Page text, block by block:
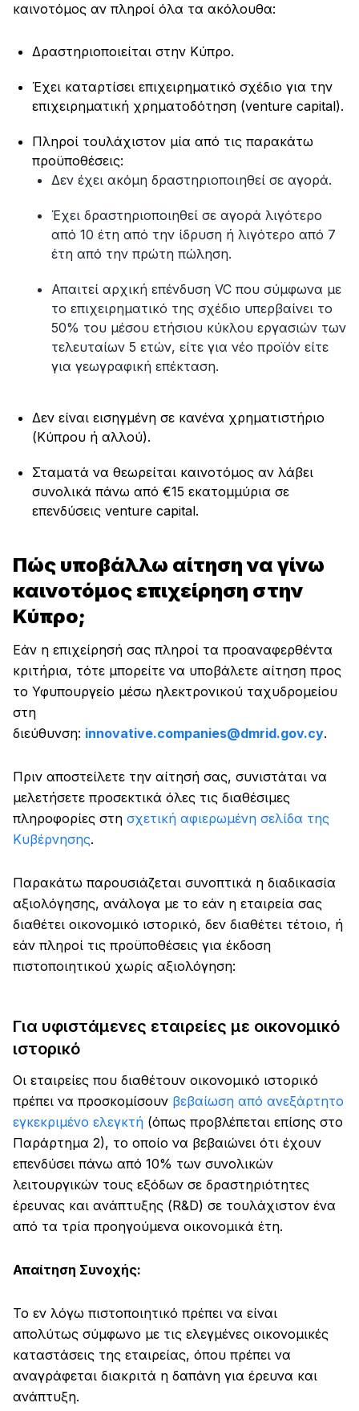
καινοτόμος αν πληροί όλα τα ακόλουθα:
Δραστηριοποιείται στην Κύπρο.
Έχει καταρτίσει επιχειρηματικό σχέδιο για την
επιχειρηματική χρηματοδότηση (venture capital).
Πληροί τουλάχιστον μία από τις παρακάτω
προϋποθέσεις:
Δεν έχει ακόμη δραστηριοποιηθεί σε αγορά.
Έχει δραστηριοποιηθεί σε αγορά λιγότερο
από 10 έτη από την ίδρυση ή λιγότερο από 7
έτη από την πρώτη πώληση.
Απαιτεί αρχική επένδυση VC που σύμφωνα με
το επιχειρηματικό της σχέδιο υπερβαίνει το
50% του μέσου ετήσιου κύκλου εργασιών των
τελευταίων 5 ετών, είτε για νέο προϊόν είτε
για γεωγραφική επέκταση.
Δεν είναι εισηγμένη σε κανένα χρηματιστήριο
(Κύπρου ή αλλού).
Σταματά να θεωρείται καινοτόμος αν λάβει
συνολικά πάνω από €15 εκατομμύρια σε
επενδύσεις venture capital.
Πώς υποβάλλω αίτηση να γίνω
καινοτόμος επιχείρηση στην
Κύπρο;
Εάν η επιχείρησή σας πληροί τα προαναφερθέντα
κριτήρια, τότε μπορείτε να υποβάλετε αίτηση προς
το Υφυπουργείο μέσω ηλεκτρονικού ταχυδρομείου
στη
διεύθυνση: innovative.companies@dmrid.gov.cy.
Πριν αποστείλετε την αίτησή σας, συνιστάται να
μελετήσετε προσεκτικά όλες τις διαθέσιμες
πληροφορίες στη σχετική αφιερωμένη σελίδα της
Κυβέρνησης.
Παρακάτω παρουσιάζεται συνοπτικά η διαδικασία
αξιολόγησης, ανάλογα με το εάν η εταιρεία σας
διαθέτει οικονομικό ιστορικό, δεν διαθέτει τέτοιο, ή
εάν πληροί τις προϋποθέσεις για έκδοση
πιστοποιητικού χωρίς αξιολόγηση:
Για υφιστάμενες εταιρείες με οικονομικό
ιστορικό
Οι εταιρείες που διαθέτουν οικονομικό ιστορικό
πρέπει να προσκομίσουν βεβαίωση από ανεξάρτητο
εγκεκριμένο ελεγκτή (όπως προβλέπεται επίσης στο
Παράρτημα 2), το οποίο να βεβαιώνει ότι έχουν
επενδύσει πάνω από 10% των συνολικών
λειτουργικών τους εξόδων σε δραστηριότητες
έρευνας και ανάπτυξης (R&D) σε τουλάχιστον ένα
από τα τρία προηγούμενα οικονομικά έτη.
Απαίτηση Συνοχής:
Το εν λόγω πιστοποιητικό πρέπει να είναι
απολύτως σύμφωνο με τις ελεγμένες οικονομικές
καταστάσεις της εταιρείας, όπου πρέπει να
αναγράφεται διακριτά η δαπάνη για έρευνα και
ανάπτυξη.